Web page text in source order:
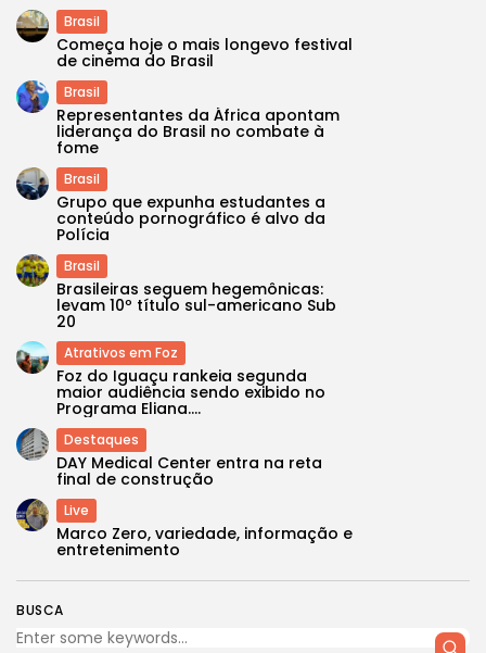
BUSCA
Brasil
Começa hoje o mais longevo festival
de cinema do Brasil
Brasil
Representantes da África apontam
liderança do Brasil no combate à
fome
Brasil
Grupo que expunha estudantes a
conteúdo pornográfico é alvo da
Polícia
Brasil
Brasileiras seguem hegemônicas:
levam 10º título sul-americano Sub
20
Atrativos em Foz
Foz do Iguaçu rankeia segunda
maior audiência sendo exibido no
Programa Eliana....
Destaques
DAY Medical Center entra na reta
final de construção
Live
Marco Zero, variedade, informação e
entretenimento